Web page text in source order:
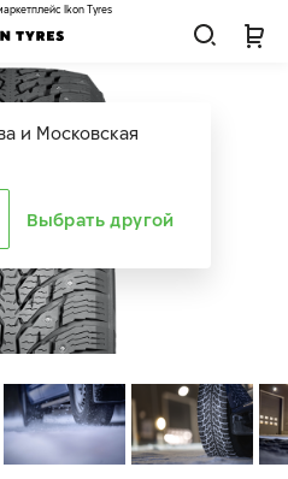
и Московская
Выбрать другой
Ikon Tyres